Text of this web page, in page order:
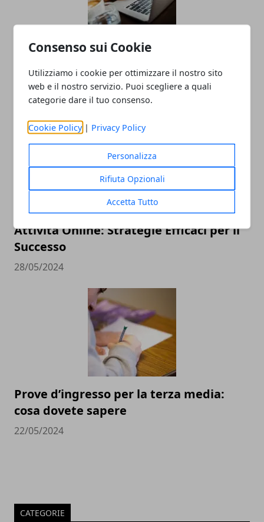
Consenso sui Cookie
Utilizziamo i cookie per ottimizzare il nostro sito
web e il nostro servizio. Puoi scegliere a quali
categorie dare il tuo consenso.
Cookie Policy | Privacy Policy
Personalizza
Rifiuta Opzionali
Accetta Tutto
L'importanza della salute e sicurezza
nei lavori a turno
04/11/2024
Come Spiccare e Generare Lead con
Attività Online: Strategie Efficaci per il
Successo
28/05/2024
Prove d’ingresso per la terza media:
cosa dovete sapere
22/05/2024
CATEGORIE